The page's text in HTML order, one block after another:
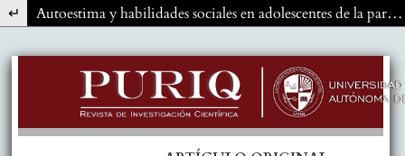
Volver a los detalles del artículo Autoestima y habilidades sociales en adolescentes de la parroquia San Miguelito- Píllaro Ecuador